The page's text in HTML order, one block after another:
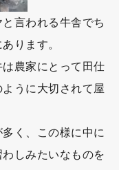
言われる牛舎でち
ります。
農家にとって田仕
うに大切されて屋
く、この様に中に
しみたいなものを